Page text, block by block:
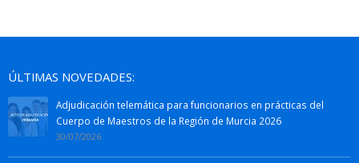
ÚLTIMAS NOVEDADES:
Adjudicación telemática para funcionarios en prácticas del
Cuerpo de Maestros de la Región de Murcia 2026
30/07/2026